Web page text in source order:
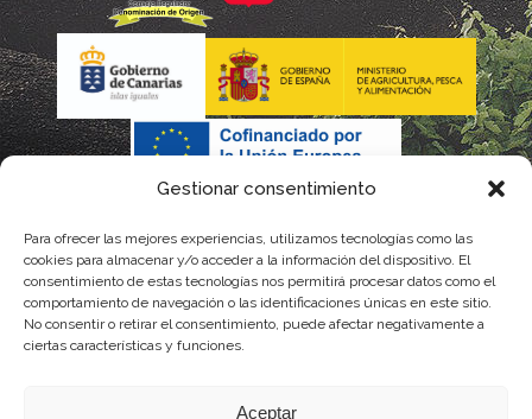
Gestionar consentimiento
Para ofrecer las mejores experiencias, utilizamos tecnologías como las
cookies para almacenar y/o acceder a la información del dispositivo. El
consentimiento de estas tecnologías nos permitirá procesar datos como el
comportamiento de navegación o las identificaciones únicas en este sitio.
No consentir o retirar el consentimiento, puede afectar negativamente a
ciertas características y funciones.
Aceptar
La gestión de la DOP Lanzarote realizada por este Consejo
Regulador es financiada, parcialmente, por el Gobierno de
Canarias